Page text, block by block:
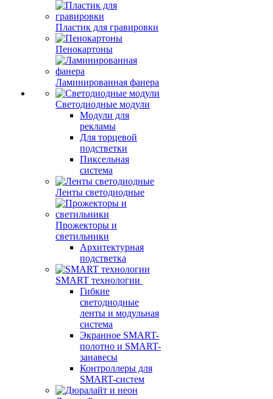
Пластик для гравировки
Пенокартоны
Ламинированная фанера
Светодиодные модули
Модули для
рекламы
Для торцевой
подстветки
Пиксельная
система
Ленты светодиодные
Прожекторы и
светильники
Архитектурная
подстветка
SMART технологии
Гибкие
светодиодные
ленты и модульная
система
Экранное SMART-
полотно и SMART-
занавесы
Контроллеры для
SMART-систем